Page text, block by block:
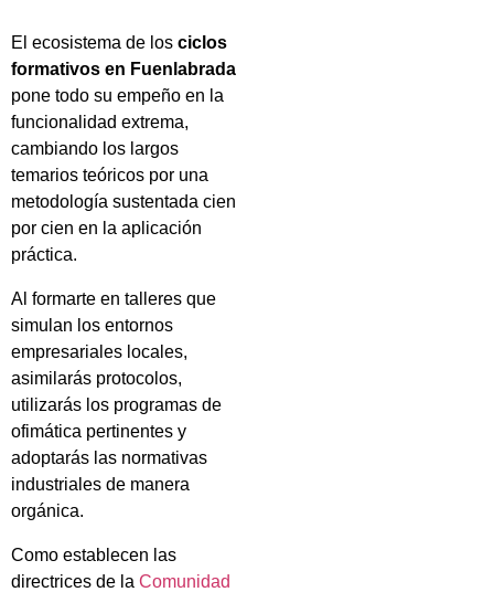
El ecosistema de los ciclos
formativos en Fuenlabrada
pone todo su empeño en la
funcionalidad extrema,
cambiando los largos
temarios teóricos por una
metodología sustentada cien
por cien en la aplicación
práctica.
Al formarte en talleres que
simulan los entornos
empresariales locales,
asimilarás protocolos,
utilizarás los programas de
ofimática pertinentes y
adoptarás las normativas
industriales de manera
orgánica.
Como establecen las
directrices de la Comunidad